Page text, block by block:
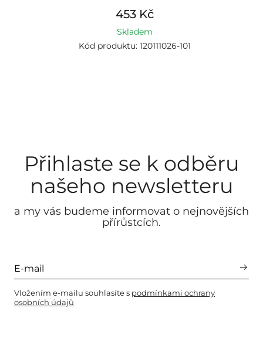
453 Kč
Skladem
Kód produktu: 120111026-101
Přihlaste se k odběru
našeho newsletteru
a my vás budeme informovat o nejnovějších
přírůstcích.
Vložením e-mailu souhlasíte s podmínkami ochrany
osobních údajů